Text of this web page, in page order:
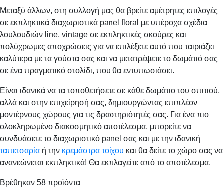
Μεταξύ άλλων, στη συλλογή μας θα βρείτε αμέτρητες επιλογές
σε εκπληκτικά διαχωριστικά panel floral με υπέροχα σχέδια
λουλουδιών line, vintage σε εκπληκτικές σκούρες και
πολύχρωμες αποχρώσεις για να επιλέξετε αυτό που ταιριάζει
καλύτερα με τα γούστα σας και να μετατρέψετε το δωμάτιό σας
σε ένα πραγματικό στολίδι, που θα εντυπωσιάσει.
Είναι ιδανικά να τα τοποθετήσετε σε κάθε δωμάτιο του σπιτιού,
αλλά και στην επιχείρησή σας, δημιουργώντας επιπλέον
μοντέρνους χώρους για τις δραστηριότητές σας. Για ένα πιο
ολοκληρωμένο διακοσμητικό αποτέλεσμα, μπορείτε να
συνδυάσετε το διαχωριστικό panel σας και με την ιδανική
ταπετσαρία ή την κρεμάστρα τοίχου και θα δείτε το χώρο σας να
ανανεώνεται εκπληκτικά! Θα εκπλαγείτε από το αποτέλεσμα.
Βρέθηκαν 58 προϊόντα